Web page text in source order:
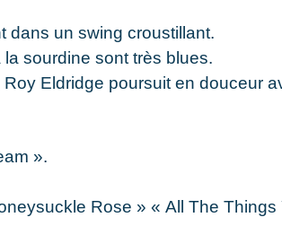
dans un swing croustillant.
sourdine sont très blues.
Eldridge poursuit en douceur
».
Rose » « All The Things